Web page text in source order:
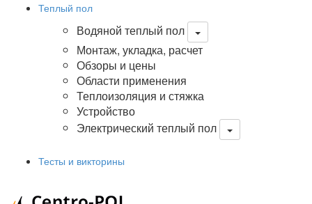
Теплый пол
Водяной теплый пол
Монтаж, укладка, расчет
Обзоры и цены
Области применения
Теплоизоляция и стяжка
Устройство
Электрический теплый пол
Тесты и викторины